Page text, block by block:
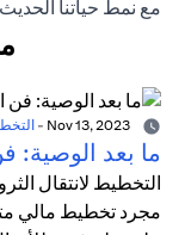
مع نمط حياتنا
-
ما بعد الوصية:
التخطيط لانتقال
مجرد تخطيط مالي